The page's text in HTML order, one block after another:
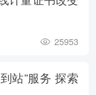
25953
站”服务 探索